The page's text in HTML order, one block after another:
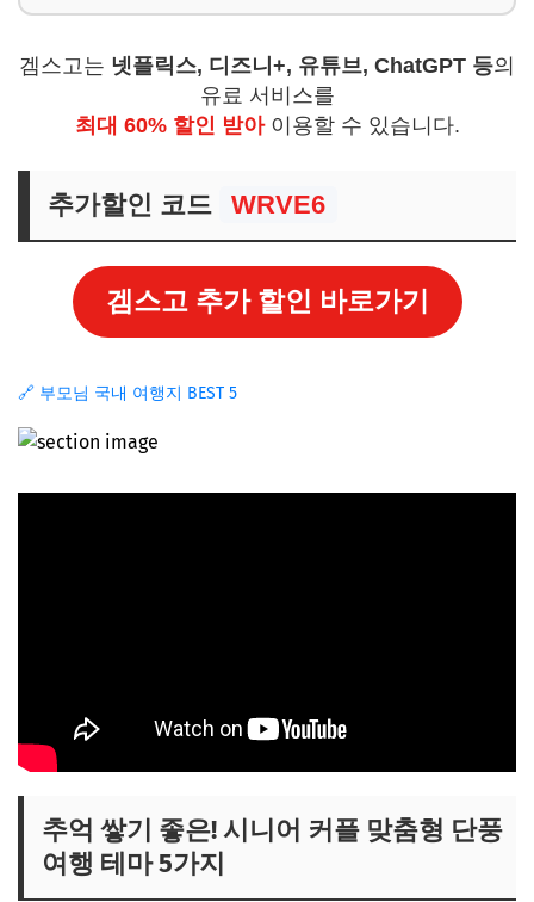
겜스고는 넷플릭스, 디즈니+, 유튜브, ChatGPT 등의
유료 서비스를
최대 60% 할인 받아이용할 수 있습니다.
추가할인 코드 WRVE6
겜스고 추가 할인 바로가기
🔗 부모님 국내 여행지 BEST 5
추억 쌓기 좋은! 시니어 커플 맞춤형 단풍
여행 테마 5가지